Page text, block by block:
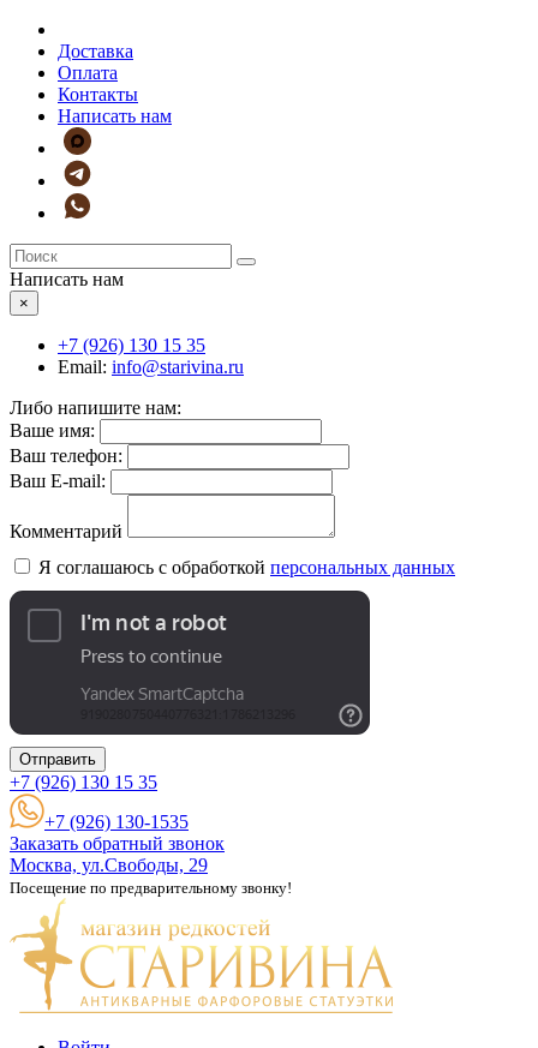
Доставка
Оплата
Контакты
Написать нам
Написать нам
×
+7 (926) 130 15 35
Email: info@starivina.ru
Либо напишите нам:
Ваше имя:
Ваш телефон:
Ваш E-mail:
Комментарий
Я соглашаюсь с обработкой персональных данных
Отправить
+7 (926) 130 15 35
+7 (926) 130-1535
Заказать обратный звонок
Москва, ул.Свободы, 29
Посещение по предварительному звонку!